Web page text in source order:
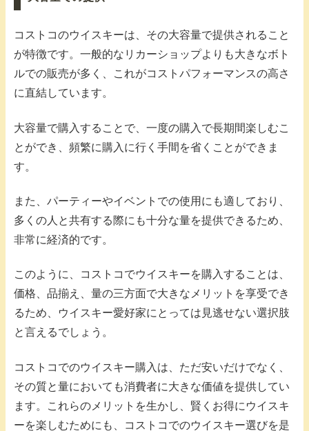
コストコのウイスキーは、その大容量で提供されること
が特徴です。一般的なリカーショップよりも大きなボト
ルでの販売が多く、これがコストパフォーマンスの高さ
に直結しています。
大容量で購入することで、一度の購入で長期間楽しむこ
とができ、頻繁に購入に行く手間を省くことができま
す。
また、パーティーやイベントでの使用にも適しており、
多くの人と共有する際にも十分な量を提供できるため、
非常に経済的です。
このように、コストコでウイスキーを購入することは、
価格、品揃え、量の三方面で大きなメリットを享受でき
るため、ウイスキー愛好家にとっては見逃せない選択肢
と言えるでしょう。
コストコでのウイスキー購入は、ただ安いだけでなく、
その質と量においても消費者に大きな価値を提供してい
ます。これらのメリットを生かし、賢くお得にウイスキ
ーを楽しむためにも、コストコでのウイスキー選びを是